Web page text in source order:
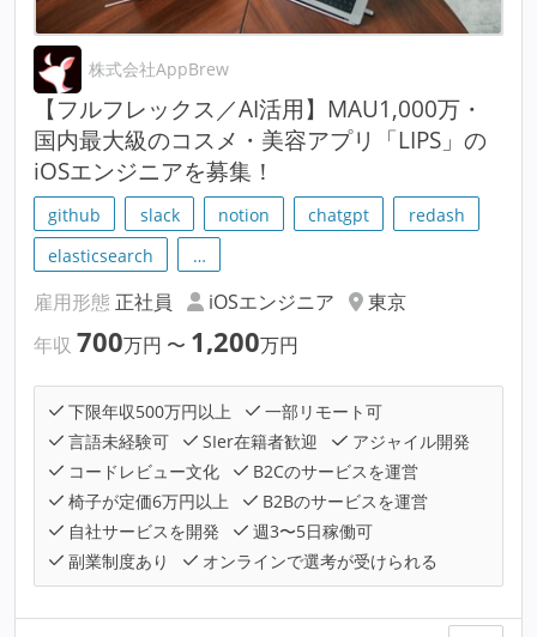
株式会社AppBrew
【フルフレックス／AI活用】MAU1,000万・
国内最大級のコスメ・美容アプリ「LIPS」の
iOSエンジニアを募集！
github slack notion chatgpt
redash
elasticsearch
…
雇用形態 正社員 iOSエンジニア
東京
年収 700万円 〜 1,200万円
下限年収500万円以上
一部リモート可
言語未経験可
SIer在籍者歓迎
アジャイル開発
コードレビュー文化
B2Cのサービスを運営
椅子が定価6万円以上
B2Bのサービスを運営
自社サービスを開発
週3〜5日稼働可
副業制度あり
オンラインで選考が受けられる